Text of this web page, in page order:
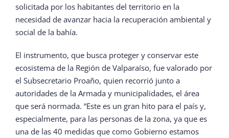
solicitada por los habitantes del territorio en la
necesidad de avanzar hacia la recuperación ambiental y
social de la bahía.
El instrumento, que busca proteger y conservar este
ecosistema de la Región de Valparaíso, fue valorado por
el Subsecretario Proaño, quien recorrió junto a
autoridades de la Armada y municipalidades, el área
que será normada. “Este es un gran hito para el país y,
especialmente, para las personas de la zona, ya que es
una de las 40 medidas que como Gobierno estamos